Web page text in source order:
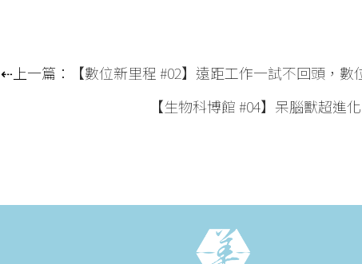
⇠上一篇：
【數位新里程 #02】遠距工作一試不回頭，
【生物科博館 #04】呆腦獸超進